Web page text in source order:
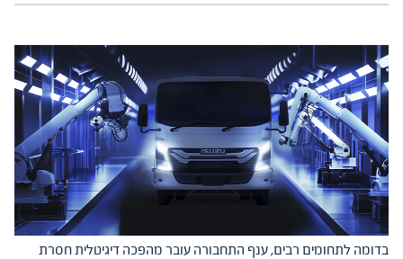
בדומה לתחומים רבים, ענף התחבורה עובר מהפכה דיגיטלית חסרת